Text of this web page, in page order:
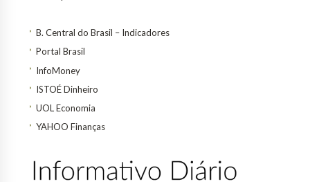
B. Central do Brasil – Indicadores
Portal Brasil
InfoMoney
ISTOÉ Dinheiro
UOL Economia
YAHOO Finanças